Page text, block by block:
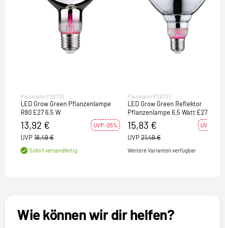
Paulmann P28733
LED Grow Green Pflanzenlampe
R80 E27 6,5 W
13,92 € UVP -25%
UVP 18,49 €
Sofort versandfertig
Paulmann P28737
LED Grow Green Reflektor
Pflanzenlampe 6,5 Watt E27
1.300K Wachstumslicht
15,83 € UVP -26%
UVP 21,49 €
Weitere Varianten verfügbar
Wie können wir dir helfen?